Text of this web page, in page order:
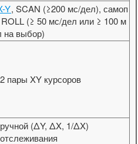
Y, SCAN (≥200 мс/дел), самоп
(≥ 50 мс/дел или ≥ 100 м
на выбор)
2 пары XY курсоров
ручной (ΔY, ΔX, 1/ΔX)
отслеживания